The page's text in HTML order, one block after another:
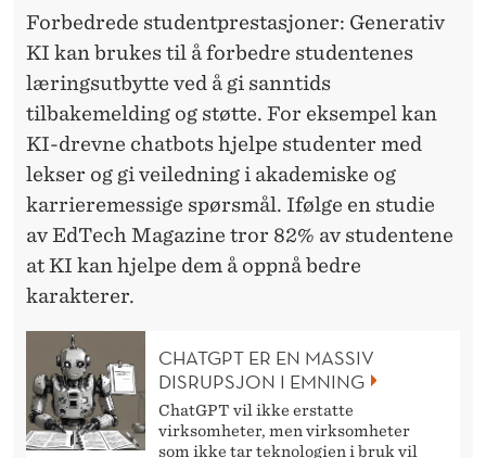
Forbedrede studentprestasjoner: Generativ
KI kan brukes til å forbedre studentenes
læringsutbytte ved å gi sanntids
tilbakemelding og støtte. For eksempel kan
KI-drevne chatbots hjelpe studenter med
lekser og gi veiledning i akademiske og
karrieremessige spørsmål. Ifølge en studie
av EdTech Magazine tror 82% av studentene
at KI kan hjelpe dem å oppnå bedre
karakterer.
CHATGPT ER EN MASSIV
DISRUPSJON I EMNING
ChatGPT vil ikke erstatte
virksomheter, men virksomheter
som ikke tar teknologien i bruk vil